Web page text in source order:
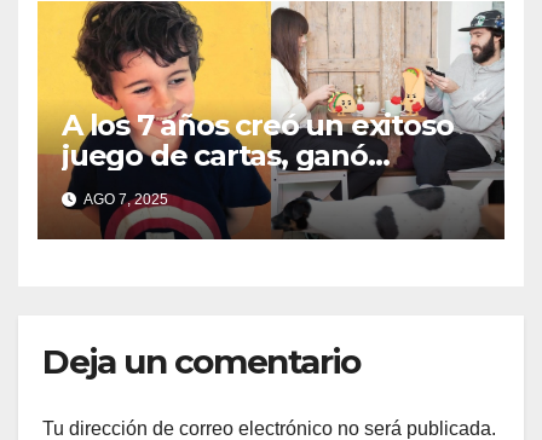
A los 7 años creó un exitoso
juego de cartas, ganó
millones y ahora vendió la
idea para cumplir su sueño
AGO 7, 2025
Deja un comentario
Tu dirección de correo electrónico no será publicada.